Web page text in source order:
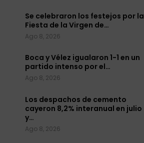
Se celebraron los festejos por la
Fiesta de la Virgen de…
Ago 8, 2026
Boca y Vélez igualaron 1-1 en un
partido intenso por el…
Ago 8, 2026
Los despachos de cemento
cayeron 8,2% interanual en julio
y…
Ago 8, 2026